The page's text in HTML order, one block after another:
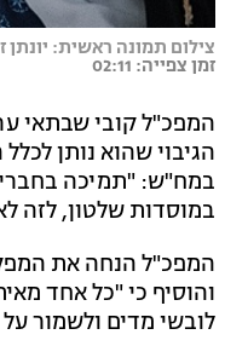
צילום תמונה ראשית: יונתן
זמן צפייה: 02:11
המפכ"ל קובי שבתאי
הגיבוי שהוא נותן
במח"ש: "תמיכה
במוסדות שלטון, לזה
המפכ"ל הנחה את
והוסיף כי "כל אחד
לובשי מדים ולשמור